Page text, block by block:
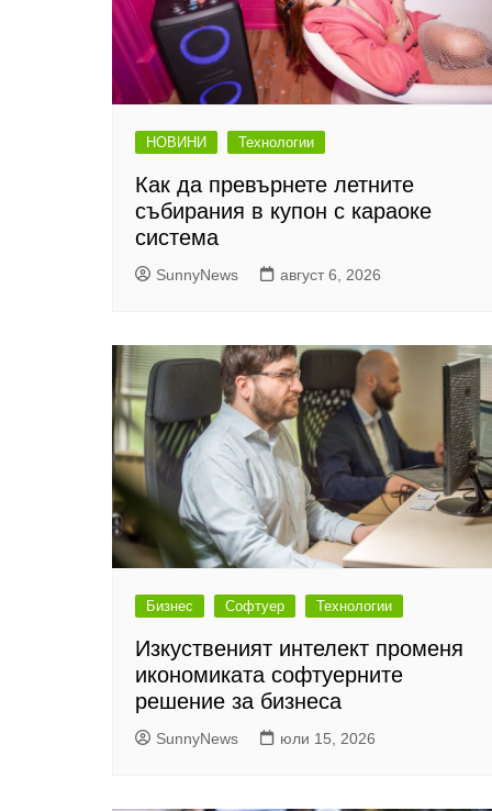
НОВИНИ Технологии
Как да превърнете летните
събирания в купон с караоке
система
SunnyNews август 6, 2026
Бизнес Софтуер Технологии
Изкуственият интелект променя
икономиката софтуерните
решение за бизнеса
SunnyNews юли 15, 2026